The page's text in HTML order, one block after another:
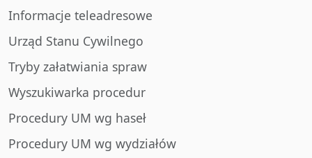
Informacje teleadresowe
Urząd Stanu Cywilnego
Tryby załatwiania spraw
Wyszukiwarka procedur
Procedury UM wg haseł
Procedury UM wg wydziałów